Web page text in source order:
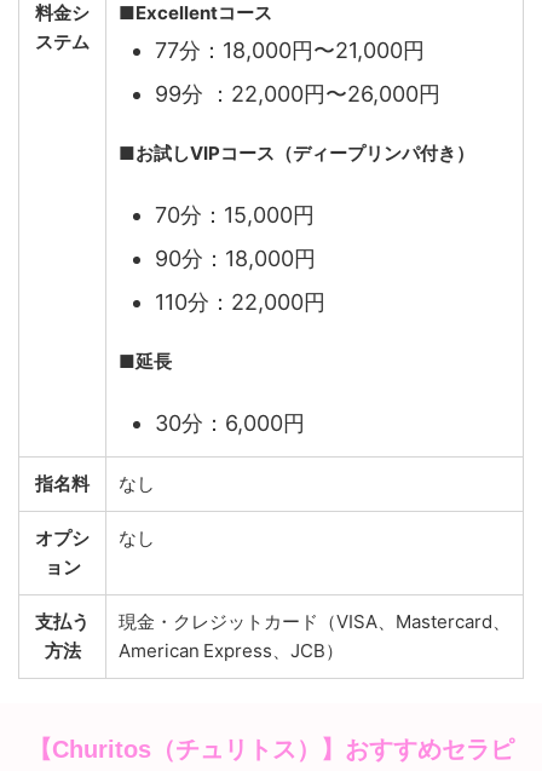
料金シ
ステム
■Excellentコース
77分：18,000円〜21,000円
99分 ：22,000円〜26,000円
■お試しVIPコース（ディープリンパ付き）
70分：15,000円
90分：18,000円
110分：22,000円
■延長
30分：6,000円
指名料 なし
オプシ
ョン
なし
支払う
方法
現金・クレジットカード（VISA、Mastercard、
American Express、JCB）
【Churitos（チュリトス）】おすすめセラピ